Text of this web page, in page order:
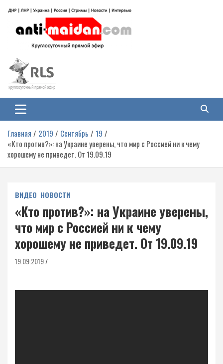
содержимому
Антимайдан: Гражданская война
на Украине
гражданской войне на Украине, включая события в Новороссии, ДНР,
ЛНР и других регионах.
Главная 2019 Сентябрь
19
«Кто против?»: на Украине уверены, что мир с Россией ни к чему
хорошему не приведет. От 19.09.19
ВИДЕО НОВОСТИ
«Кто против?»: на Украине уверены,
что мир с Россией ни к чему
хорошему не приведет. От 19.09.19
19.09.2019